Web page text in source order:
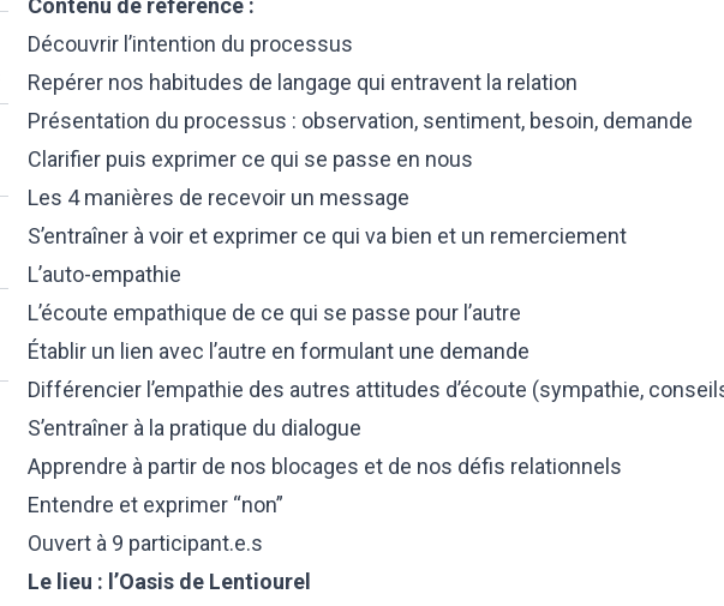
Contenu de référence :
Découvrir l’intention du processus
Repérer nos habitudes de langage qui entravent la relation
Présentation du processus : observation, sentiment, besoin, demande
Clarifier puis exprimer ce qui se passe en nous
Les 4 manières de recevoir un message
S’entraîner à voir et exprimer ce qui va bien et un remerciement
L’auto-empathie
L’écoute empathique de ce qui se passe pour l’autre
Établir un lien avec l’autre en formulant une demande
Différencier l’empathie des autres attitudes d’écoute (sympathie,
S’entraîner à la pratique du dialogue
Apprendre à partir de nos blocages et de nos défis relationnels
Entendre et exprimer “non”
Ouvert à 9 participant.e.s
Le lieu : l’Oasis de Lentiourel